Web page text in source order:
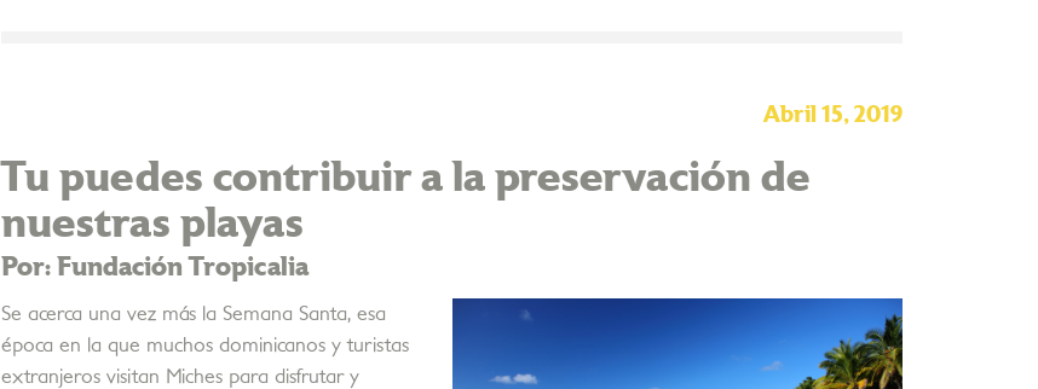
Abril 15, 2019
Tu puedes contribuir a la preservación de
nuestras playas
Por: Fundación Tropicalia
Se acerca una vez más la Semana Santa, esa
época en la que muchos dominicanos y turistas
extranjeros visitan Miches para disfrutar y